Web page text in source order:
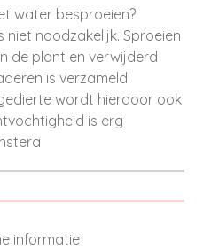
water besproeien?
niet noodzakelijk. Sproeien
de plant en verwijderd
is verzameld.
wordt hierdoor ook
is erg
informatie